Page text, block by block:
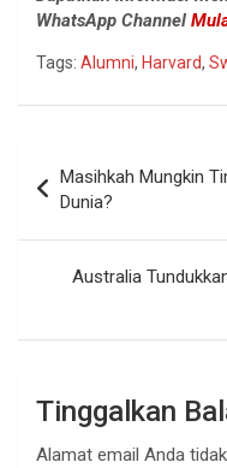
WhatsApp Channel
Tags: Alumni, Harvard,
pos
Masihkah Mungkin
Dunia?
Australia
Tinggalkan
Alamat email Anda